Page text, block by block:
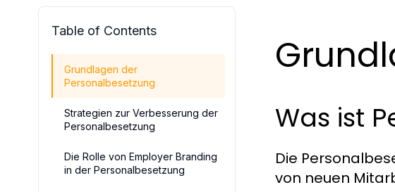
Table of Contents
Grundlagen der
Personalbesetzung
Strategien zur Verbesserung der
Personalbesetzung
Die Rolle von Employer Branding
in der Personalbesetzung
Was ist
Die
von neuen